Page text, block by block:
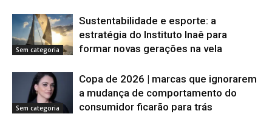
Sem categoria
Sustentabilidade e esporte: a
estratégia do Instituto Inaê para
formar novas gerações na vela
Sem categoria
Copa de 2026 | marcas que ignorarem
a mudança de comportamento do
consumidor ficarão para trás